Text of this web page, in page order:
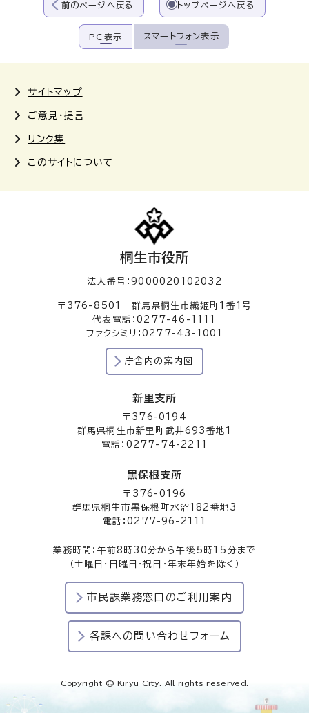
前のページへ戻る トップページへ戻る
PC表示 スマートフォン表示
サイトマップ
ご意見・提言
リンク集
このサイトについて
桐生市役所
法人番号：9000020102032
〒376-8501 群馬県桐生市織姫町1番1号
代表電話：0277-46-1111
ファクシミリ：0277-43-1001
庁舎内の案内図
新里支所
〒376-0194
群馬県桐生市新里町武井693番地1
電話：0277-74-2211
黒保根支所
〒376-0196
群馬県桐生市黒保根町水沼182番地3
電話：0277-96-2111
業務時間：午前8時30分から午後5時15分まで
（土曜日・日曜日・祝日・年末年始を除く）
市民課業務窓口のご利用案内
各課への問い合わせフォーム
Copyright © Kiryu City. All rights reserved.